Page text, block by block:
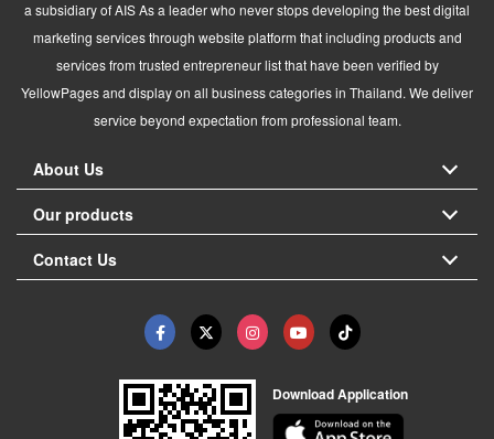
a subsidiary of AIS As a leader who never stops developing the best digital
marketing services through website platform that including products and
services from trusted entrepreneur list that have been verified by
YellowPages and display on all business categories in Thailand. We deliver
service beyond expectation from professional team.
About Us
Our products
Contact Us
Download Application